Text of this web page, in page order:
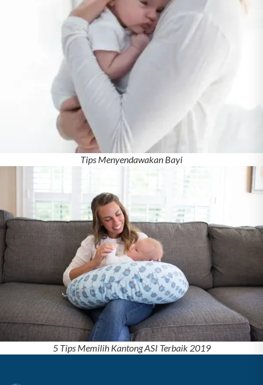
Tips Menyendawakan Bayi
5 Tips Memilih Kantong ASI Terbaik 2019